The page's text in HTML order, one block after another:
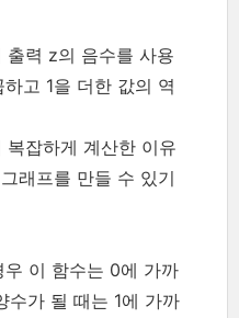
출력 z의 음수를 사용
고 1을 더한 값의 역
잡하게 계산한 이유
래프를 만들 수 있기
이 함수는 0에 가까
수가 될 때는 1에 가까